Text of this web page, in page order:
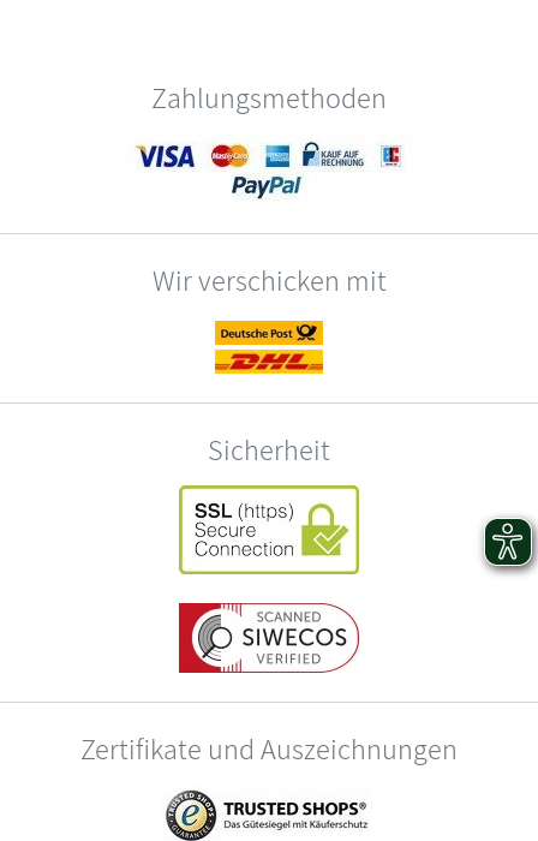
Zahlungsmethoden
Wir verschicken mit
Sicherheit
Zertifikate und Auszeichnungen